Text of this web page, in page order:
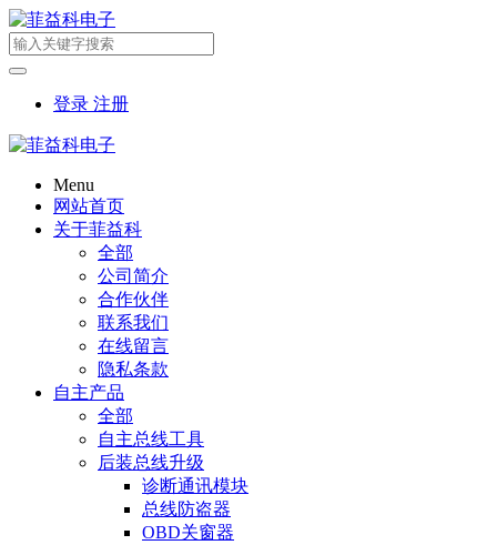
登录 注册
Menu
网站首页
关于菲益科
全部
公司简介
合作伙伴
联系我们
在线留言
隐私条款
自主产品
全部
自主总线工具
后装总线升级
诊断通讯模块
总线防盗器
OBD关窗器